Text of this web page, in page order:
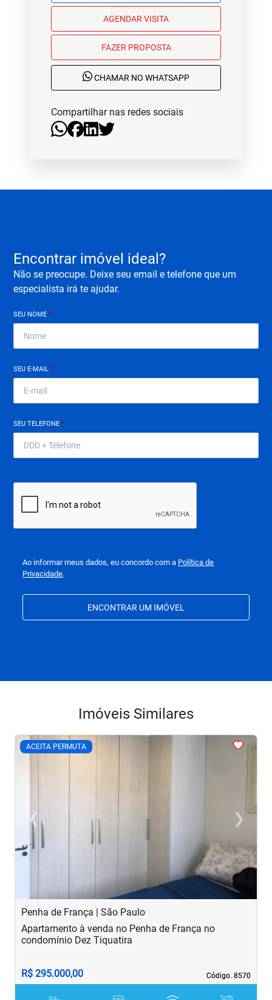
AGENDAR VISITA
FAZER PROPOSTA
CHAMAR NO WHATSAPP
Compartilhar nas redes sociais
Encontrar imóvel ideal?
Não se preocupe. Deixe seu email e telefone que um
especialista irá te ajudar.
SEU NOME*
SEU E-MAIL*
SEU TELEFONE*
Ao informar meus dados, eu concordo com a Política de
Privacidade.
ENCONTRAR UM IMÓVEL
Imóveis Similares
ACEITA PERMUTA
<<<<
‹
Previous ›Next
Penha de França | São Paulo
Código. 8570
Código. 8570
Apartamento à venda no Penha de França no
condomínio Dez Tiquatira
R$ 295.000,00